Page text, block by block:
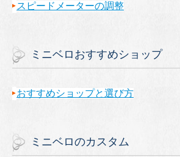
スピードメーターの調整
ミニベロおすすめショップ
おすすめショップと選び方
ミニベロのカスタム